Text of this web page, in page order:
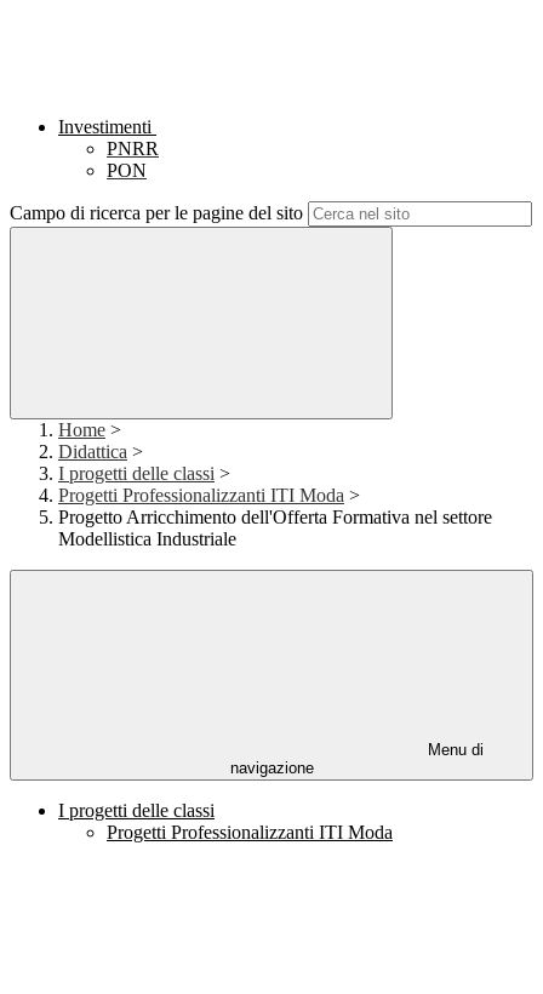
Investimenti
PNRR
PON
Campo di ricerca per le pagine del sito
Home >
Didattica >
I progetti delle classi >
Progetti Professionalizzanti ITI Moda >
Progetto Arricchimento dell'Offerta Formativa nel settore
Modellistica Industriale
Menu di
navigazione
I progetti delle classi
Progetti Professionalizzanti ITI Moda